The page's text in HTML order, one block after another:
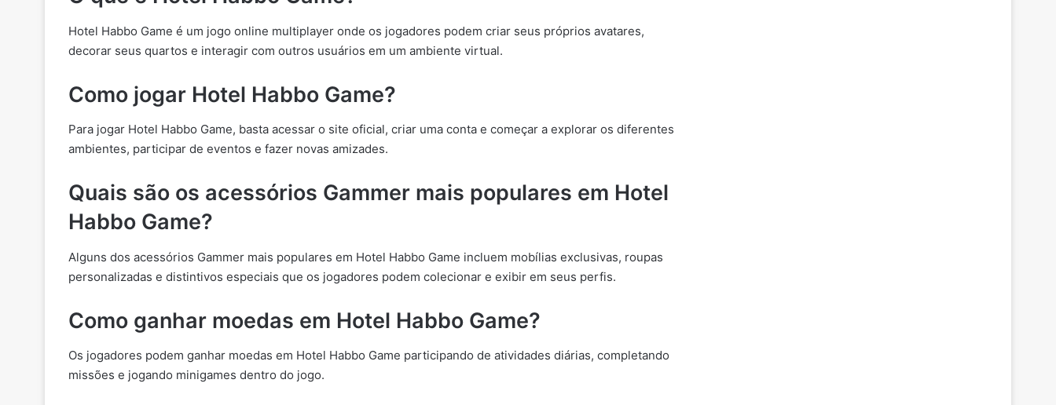
Hotel Habbo Game é um jogo online multiplayer onde os jogadores podem criar seus próprios avatares,
decorar seus quartos e interagir com outros usuários em um ambiente virtual.
Como jogar Hotel Habbo Game?
Para jogar Hotel Habbo Game, basta acessar o site oficial, criar uma conta e começar a explorar os diferentes
ambientes, participar de eventos e fazer novas amizades.
Quais são os acessórios Gammer mais populares em Hotel
Habbo Game?
Alguns dos acessórios Gammer mais populares em Hotel Habbo Game incluem mobílias exclusivas, roupas
personalizadas e distintivos especiais que os jogadores podem colecionar e exibir em seus perfis.
Como ganhar moedas em Hotel Habbo Game?
Os jogadores podem ganhar moedas em Hotel Habbo Game participando de atividades diárias, completando
missões e jogando minigames dentro do jogo.